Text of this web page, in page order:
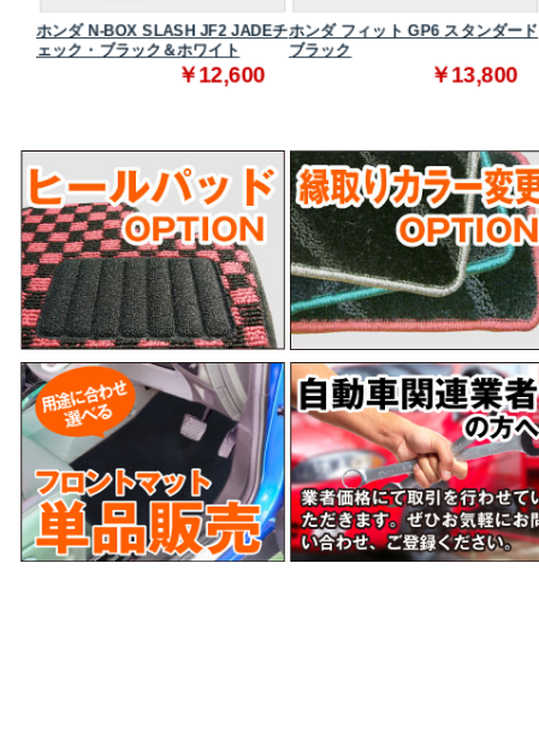
ホンダ N-BOX SLASH JF2 JADEチ
ェック・ブラック＆ホワイト
￥12,600
ホンダ フィット GP6 スタンダード
ブラック
￥13,800